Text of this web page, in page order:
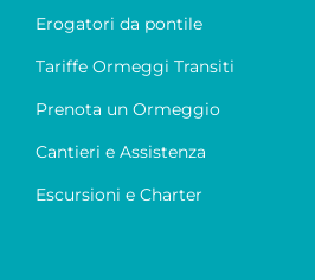
Erogatori da pontile
Tariffe Ormeggi Transiti
Prenota un Ormeggio
Cantieri e Assistenza
Escursioni e Charter